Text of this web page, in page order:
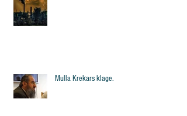
Mulla Krekars klage.